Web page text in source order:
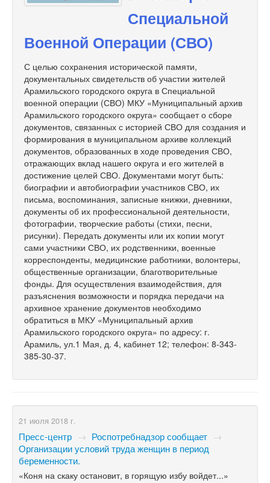
Специальной
Военной Операции (СВО)
С целью сохранения исторической памяти,
документальных свидетельств об участии жителей
Арамильского городского округа в Специальной
военной операции (СВО) МКУ «Муниципальный архив
Арамильского городского округа» сообщает о сборе
документов, связанных с историей СВО для создания и
формирования в муниципальном архиве коллекций
документов, образованных в ходе проведения СВО,
отражающих вклад нашего округа и его жителей в
достижение целей СВО. Документами могут быть:
биографии и автобиографии участников СВО, их
письма, воспоминания, записные книжки, дневники,
документы об их профессиональной деятельности,
фотографии, творческие работы (стихи, песни,
рисунки). Передать документы или их копии могут
сами участники СВО, их родственники, военные
корреспонденты, медицинские работники, волонтеры,
общественные организации, благотворительные
фонды. Для осуществления взаимодействия, для
разъяснения возможности и порядка передачи на
архивное хранение документов необходимо
обратиться в МКУ «Муниципальный архив
Арамильского городского округа» по адресу: г.
Арамиль, ул.1 Мая, д. 4, кабинет 12; телефон: 8-343-
385-30-37.
21 июля 2018 г.
Пресс-центр → Роспотребнадзор сообщает →
Организации условий труда женщин в период
беременности.
«Коня на скаку остановит, в горящую из­бу войдет...»